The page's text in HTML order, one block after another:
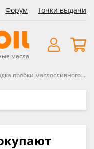
Форум Точки выдачи
масла
пробки маслосливного отверстия BMW